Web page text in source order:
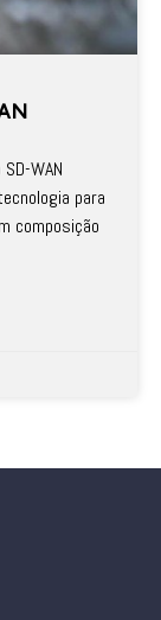
WAN
para
composição